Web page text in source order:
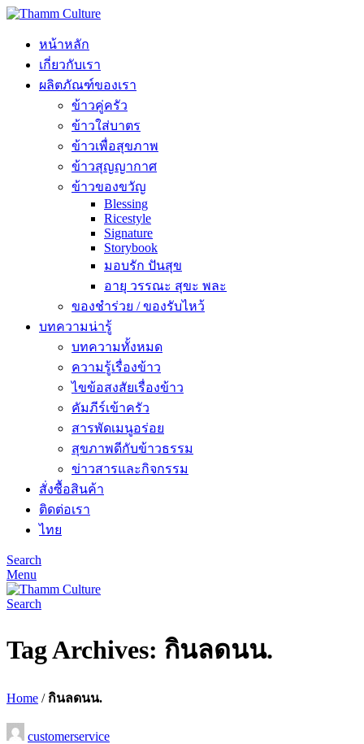
หน้าหลัก
เกี่ยวกับเรา
ผลิตภัณฑ์ของเรา
ข้าวคู่ครัว
ข้าวใส่บาตร
ข้าวเพื่อสุขภาพ
ข้าวสุญญากาศ
ข้าวของขวัญ
Blessing
Ricestyle
Signature
Storybook
มอบรัก ปันสุข
อายุ วรรณะ สุขะ พละ
ของชำร่วย / ของรับไหว้
บทความน่ารู้
บทความทั้งหมด
ความรู้เรื่องข้าว
ไขข้อสงสัยเรื่องข้าว
คัมภีร์เข้าครัว
สารพัดเมนูอร่อย
สุขภาพดีกับข้าวธรรม
ข่าวสารและกิจกรรม
สั่งซื้อสินค้า
ติดต่อเรา
ไทย
Search
Menu
Search
Tag Archives: กินลดนน.
Home / กินลดนน.
customerservice